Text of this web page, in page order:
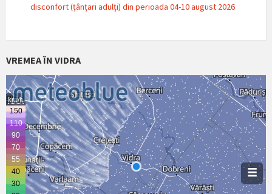
disconfort (țânțari adulți) din perioada 04-10 august 2026
VREMEA ÎN VIDRA